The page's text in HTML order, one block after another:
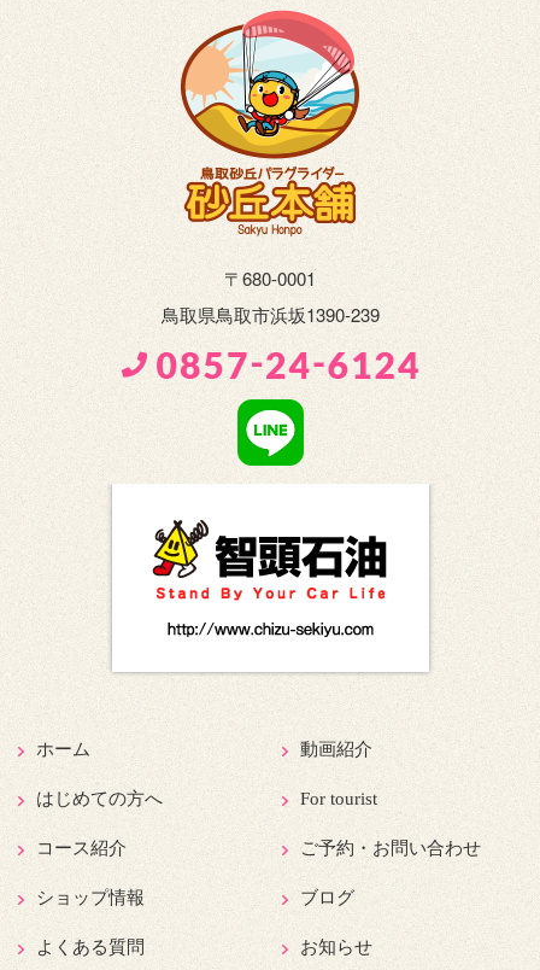
〒680-0001
鳥取県鳥取市浜坂1390-239
ホーム
はじめての方へ
コース紹介
ショップ情報
よくある質問
動画紹介
For tourist
ご予約・お問い合わせ
ブログ
お知らせ